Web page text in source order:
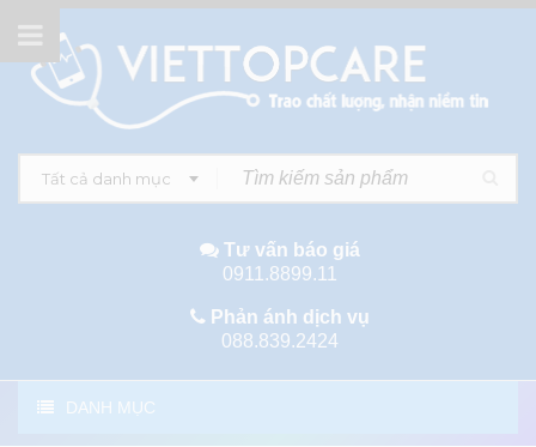
Tất cả danh mục
Tư vấn báo giá
0911.8899.11
Phản ánh dịch vụ
088.839.2424
DANH MỤC